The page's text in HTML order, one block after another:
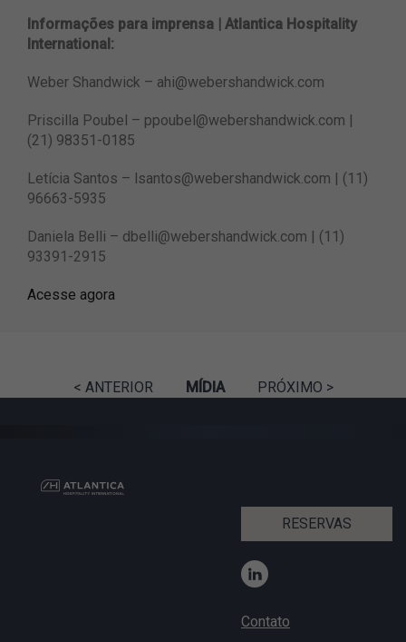
Informações para imprensa | Atlantica Hospitality
International:
Weber Shandwick – ahi@webershandwick.com
Priscilla Poubel – ppoubel@webershandwick.com |
(21) 98351-0185
Letícia Santos – lsantos@webershandwick.com | (11)
96663-5935
Daniela Belli – dbelli@webershandwick.com | (11)
93391-2915
Acesse agora
< ANTERIOR MÍDIA PRÓXIMO >
RESERVAS
Contato